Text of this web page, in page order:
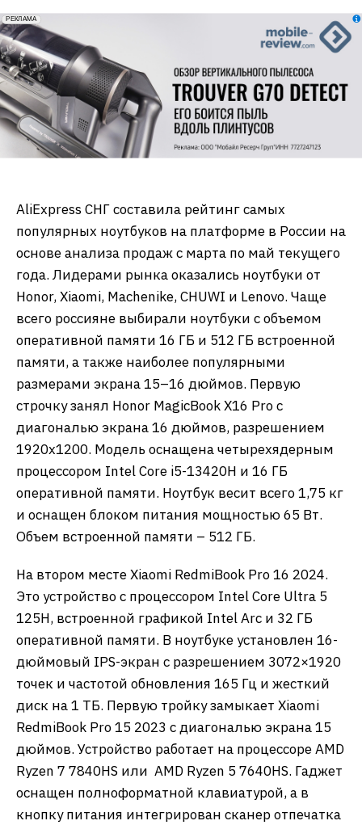
erid: 2VfnxxmNzs5
РЕКЛАМА
AliExpress СНГ составила рейтинг самых
популярных ноутбуков на платформе в России на
основе анализа продаж с марта по май текущего
года. Лидерами рынка оказались ноутбуки от
Honor, Xiaomi, Machenike, CHUWI и Lenovo. Чаще
всего россияне выбирали ноутбуки с объемом
оперативной памяти 16 ГБ и 512 ГБ встроенной
памяти, а также наиболее популярными
размерами экрана 15–16 дюймов. Первую
строчку занял Honor MagicBook X16 Pro с
диагональю экрана 16 дюймов, разрешением
1920х1200. Модель оснащена четырехядерным
процессором Intel Core i5-13420H и 16 ГБ
оперативной памяти. Ноутбук весит всего 1,75 кг
и оснащен блоком питания мощностью 65 Вт.
Объем встроенной памяти – 512 ГБ.
На втором месте Xiaomi RedmiBook Pro 16 2024.
Это устройство с процессором Intel Core Ultra 5
125H, встроенной графикой Intel Arc и 32 ГБ
оперативной памяти. В ноутбуке установлен 16-
дюймовый IPS-экран с разрешением 3072×1920
точек и частотой обновления 165 Гц и жесткий
диск на 1 ТБ. Первую тройку замыкает Xiaomi
RedmiBook Pro 15 2023 с диагональю экрана 15
дюймов. Устройство работает на процессоре AMD
Ryzen 7 7840HS или AMD Ryzen 5 7640HS. Гаджет
оснащен полноформатной клавиатурой, а в
кнопку питания интегрирован сканер отпечатка